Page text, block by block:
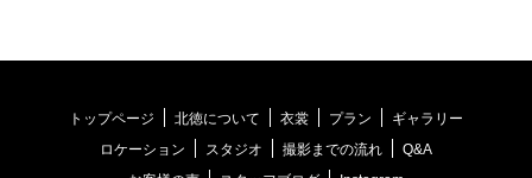
トップページ 北徳について 衣裳 プラン
ギャラリー
ロケーション
スタジオ 撮影までの流れ
Q&A